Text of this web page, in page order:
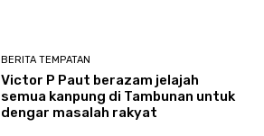
BERITA TEMPATAN
Victor P Paut berazam jelajah
semua kanpung di Tambunan untuk
dengar masalah rakyat